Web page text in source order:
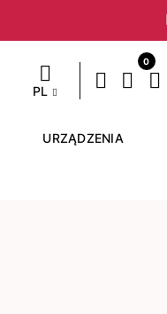
PL
0
URZĄDZENIA